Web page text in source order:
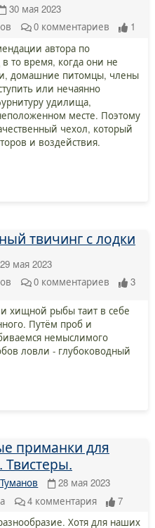
30 мая 2023
0 комментариев
1
автора по
то время, когда они не
домашние питомцы, члены
или нечаянно
удилища,
месте. Поэтому
чехол, который
и воздействия.
твичинг с лодки
29 мая 2023
0 комментариев 3
хищной рыбы таит в себе
Путём проб и
немыслимого
ловли - глубоководный
приманки для
28 мая 2023
4 комментария
7
Хотя для наших